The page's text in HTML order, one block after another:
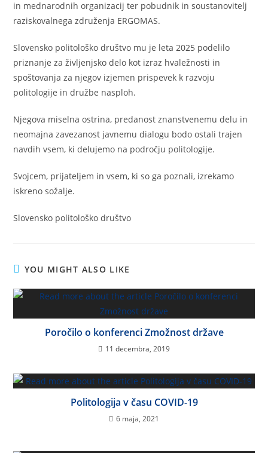
in mednarodnih organizacij ter pobudnik in soustanovitelj
raziskovalnega združenja ERGOMAS.
Slovensko politološko društvo mu je leta 2025 podelilo
priznanje za življenjsko delo kot izraz hvaležnosti in
spoštovanja za njegov izjemen prispevek k razvoju
politologije in družbe nasploh.
Njegova miselna ostrina, predanost znanstvenemu delu in
neomajna zavezanost javnemu dialogu bodo ostali trajen
navdih vsem, ki delujemo na področju politologije.
Svojcem, prijateljem in vsem, ki so ga poznali, izrekamo
iskreno sožalje.
Slovensko politološko društvo
YOU MIGHT ALSO LIKE
Poročilo o konferenci Zmožnost države
11 decembra, 2019
Politologija v času COVID-19
6 maja, 2021